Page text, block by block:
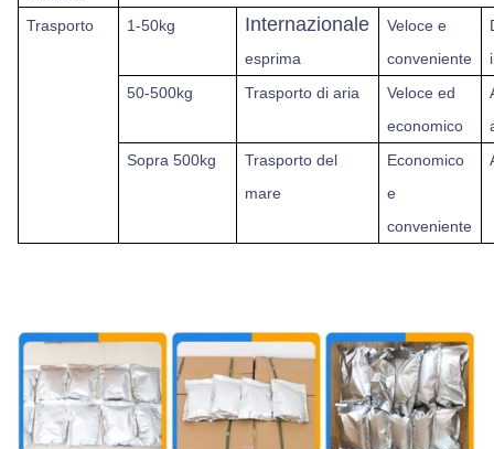
Trasporto 1-50kg Internazionale
esprima
Veloce e
conveniente
50-500kg
Trasporto di aria
Veloce ed
economico
Sopra 500kg
Trasporto del
mare
Economico
e
conveniente